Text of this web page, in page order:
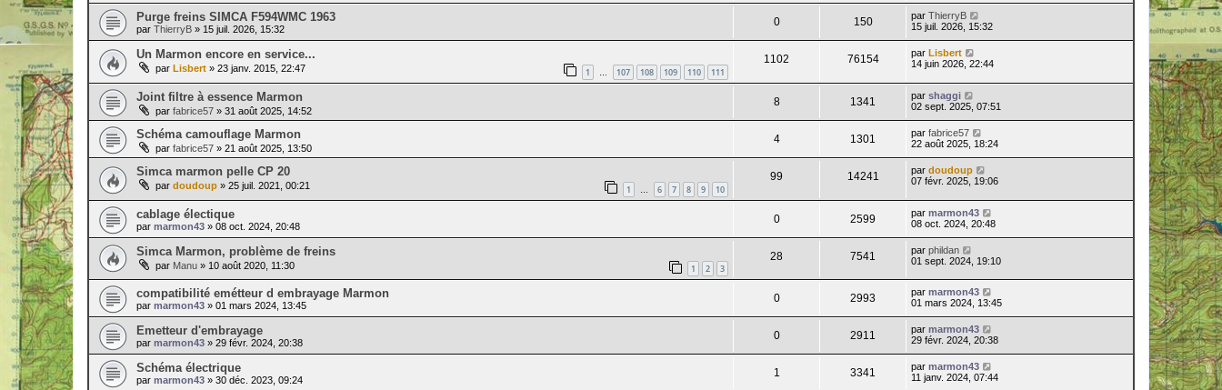
Purge freins SIMCA F594WMC 1963
par ThierryB » 15 juil. 2026, 15:32
0 150 par ThierryB
15 juil. 2026, 15:32
Un Marmon encore en service...
par Lisbert » 23 janv. 2015, 22:47 1 … 107 108 109 110 111
1102 76154 par Lisbert
14 juin 2026, 22:44
Joint filtre à essence Marmon
par fabrice57 » 31 août 2025, 14:52
8 1341 par shaggi
02 sept. 2025, 07:51
Schéma camouflage Marmon
par fabrice57 » 21 août 2025, 13:50
4 1301 par fabrice57
22 août 2025, 18:24
Simca marmon pelle CP 20
par doudoup » 25 juil. 2021, 00:21 1 6 7 8 9 10
99 14241 par doudoup
07 févr. 2025, 19:06
cablage électique
par marmon43 » 08 oct. 2024, 20:48
0 2599 par marmon43
08 oct. 2024, 20:48
Simca Marmon, problème de freins
par Manu » 10 août 2020, 11:30 1 2 3
28 7541 par phildan
01 sept. 2024, 19:10
compatibilité emétteur d embrayage Marmon
par marmon43 » 01 mars 2024, 13:45
0 2993 par marmon43
01 mars 2024, 13:45
Emetteur d'embrayage
par marmon43 » 29 févr. 2024, 20:38
0 2911 par marmon43
29 févr. 2024, 20:38
Schéma électrique
par marmon43 » 30 déc. 2023, 09:24
1 3341 par marmon43
11 janv. 2024, 07:44